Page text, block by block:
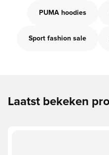
PUMA hoodies
Sport fashion sale
Laatst bekeken